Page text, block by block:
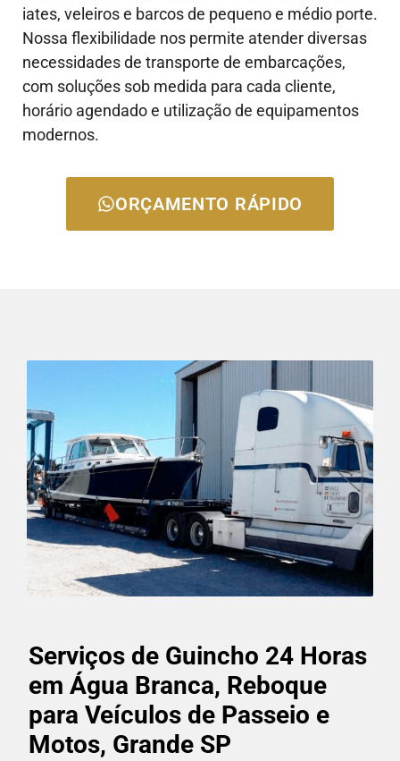
iates, veleiros e barcos de pequeno e médio porte.
Nossa flexibilidade nos permite atender diversas
necessidades de transporte de embarcações,
com soluções sob medida para cada cliente,
horário agendado e utilização de equipamentos
modernos.
ORÇAMENTO RÁPIDO
Serviços de Guincho 24 Horas
em Água Branca, Reboque
para Veículos de Passeio e
Motos, Grande SP